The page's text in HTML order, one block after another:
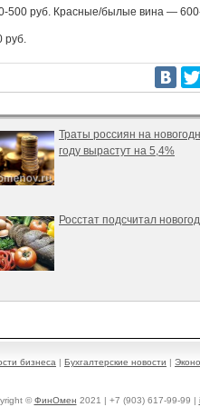
руб. Красные/былые вина —
руб.
Траты россиян на
году вырастут на 5,4%
Росстат подсчитал
бизнеса | Бухгалтерские новости |
©ФинОмен 2021 | +7 (903) 617-99-99 |